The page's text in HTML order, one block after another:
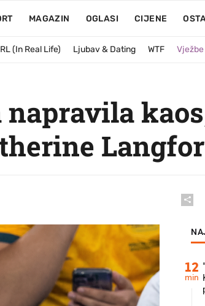
MAGAZIN OGLASI CIJENE
(In Real Life) Ljubav & Dating WTF Vježbe
napravila
12
min